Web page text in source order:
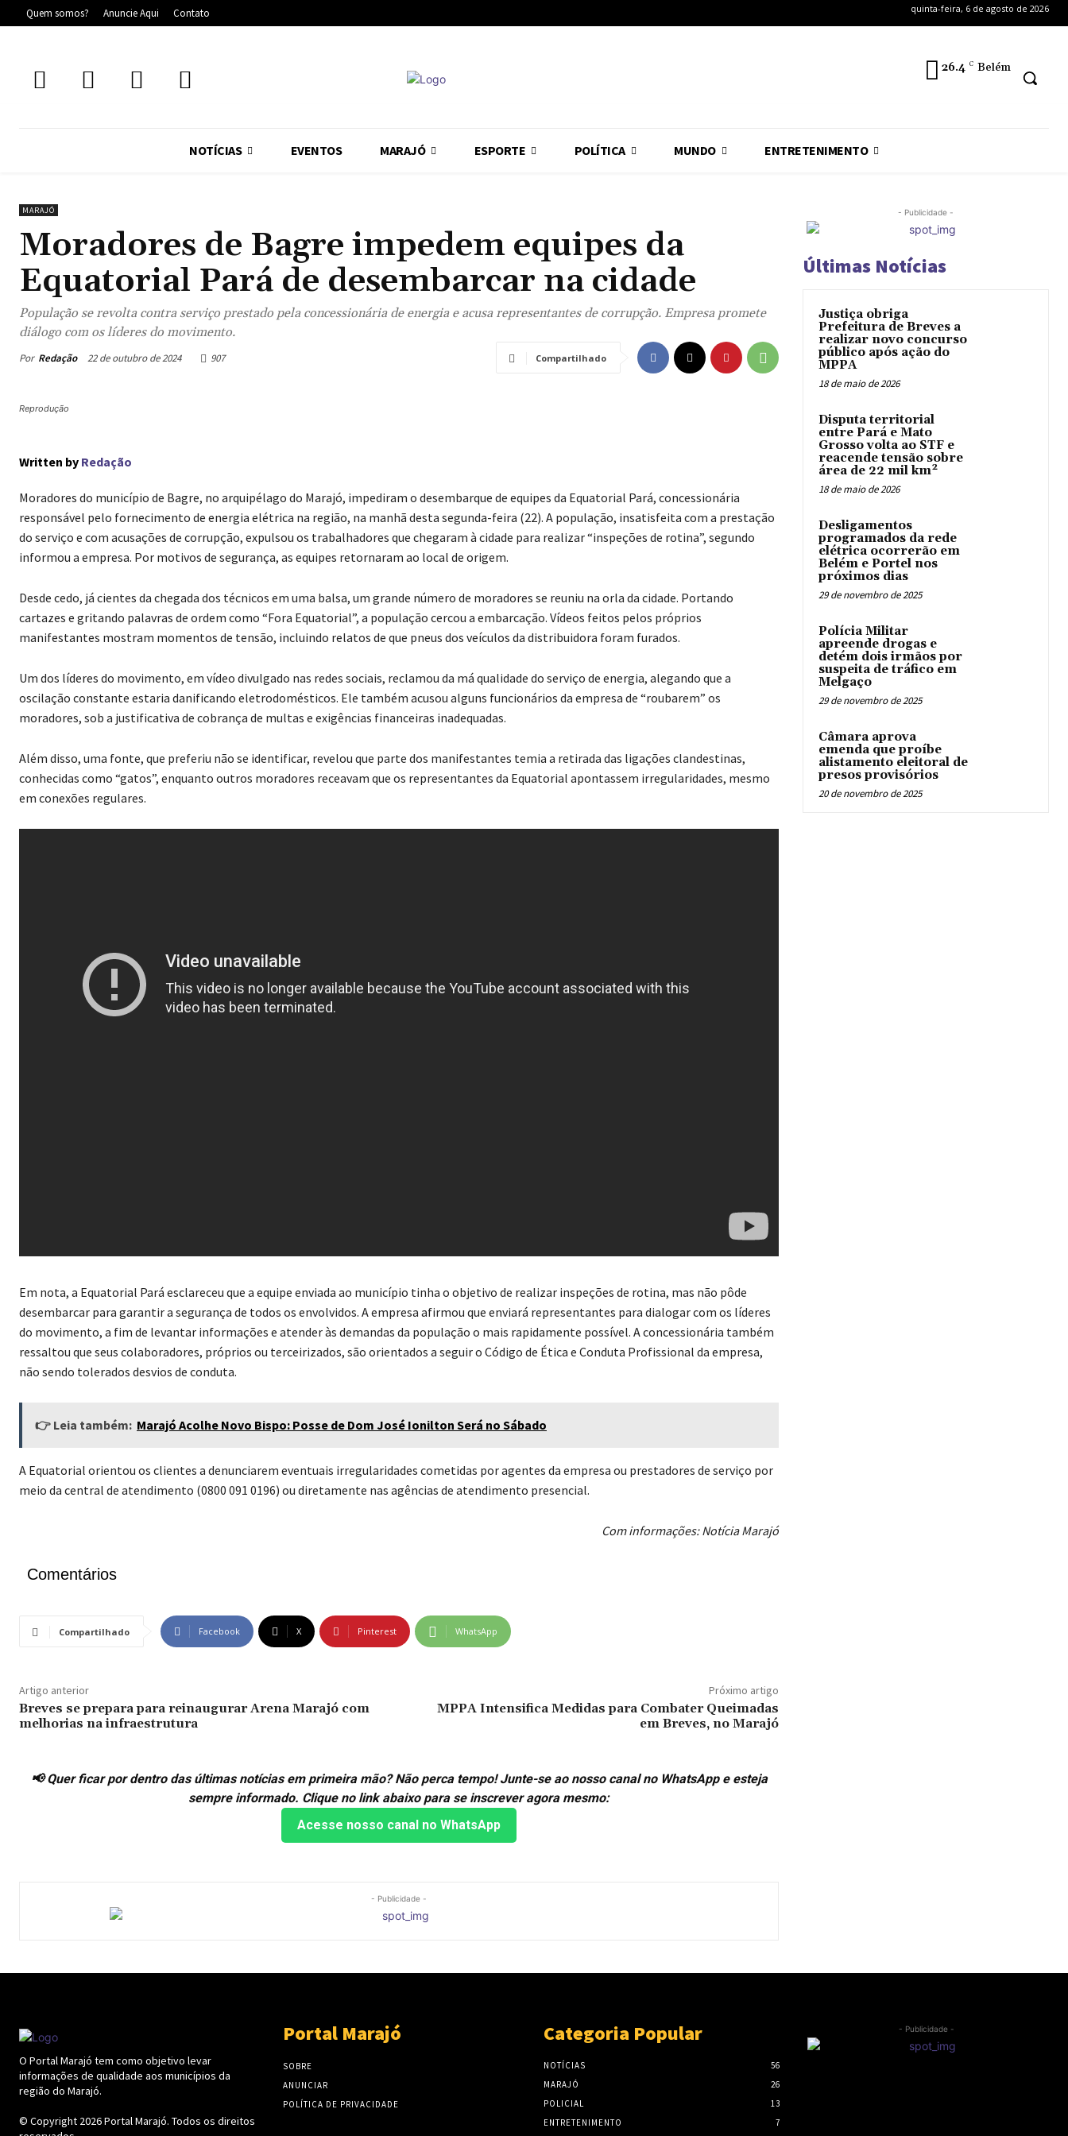
Quem somos? Anuncie Aqui Contato quinta-feira, 6 de agosto de 2026
26.4 C Belém
NOTÍCIAS EVENTOS MARAJÓ ESPORTE POLÍTICA MUNDO ENTRETENIMENTO
MARAJÓ
Moradores de Bagre impedem equipes da
Equatorial Pará de desembarcar na cidade
População se revolta contra serviço prestado pela concessionária de energia e acusa representantes de corrupção. Empresa promete
diálogo com os líderes do movimento.
Por Redação 22 de outubro de 2024 907 Compartilhado
Reprodução
Written by Redação
Moradores do município de Bagre, no arquipélago do Marajó, impediram o desembarque de equipes da Equatorial Pará, concessionária
responsável pelo fornecimento de energia elétrica na região, na manhã desta segunda-feira (22). A população, insatisfeita com a prestação
do serviço e com acusações de corrupção, expulsou os trabalhadores que chegaram à cidade para realizar “inspeções de rotina”, segundo
informou a empresa. Por motivos de segurança, as equipes retornaram ao local de origem.
Desde cedo, já cientes da chegada dos técnicos em uma balsa, um grande número de moradores se reuniu na orla da cidade. Portando
cartazes e gritando palavras de ordem como “Fora Equatorial”, a população cercou a embarcação. Vídeos feitos pelos próprios
manifestantes mostram momentos de tensão, incluindo relatos de que pneus dos veículos da distribuidora foram furados.
Um dos líderes do movimento, em vídeo divulgado nas redes sociais, reclamou da má qualidade do serviço de energia, alegando que a
oscilação constante estaria danificando eletrodomésticos. Ele também acusou alguns funcionários da empresa de “roubarem” os
moradores, sob a justificativa de cobrança de multas e exigências financeiras inadequadas.
Além disso, uma fonte, que preferiu não se identificar, revelou que parte dos manifestantes temia a retirada das ligações clandestinas,
conhecidas como “gatos”, enquanto outros moradores receavam que os representantes da Equatorial apontassem irregularidades, mesmo
em conexões regulares.
Em nota, a Equatorial Pará esclareceu que a equipe enviada ao município tinha o objetivo de realizar inspeções de rotina, mas não pôde
desembarcar para garantir a segurança de todos os envolvidos. A empresa afirmou que enviará representantes para dialogar com os líderes
do movimento, a fim de levantar informações e atender às demandas da população o mais rapidamente possível. A concessionária também
ressaltou que seus colaboradores, próprios ou terceirizados, são orientados a seguir o Código de Ética e Conduta Profissional da empresa,
não sendo tolerados desvios de conduta.
👉 Leia também: Marajó Acolhe Novo Bispo: Posse de Dom José Ionilton Será no Sábado
A Equatorial orientou os clientes a denunciarem eventuais irregularidades cometidas por agentes da empresa ou prestadores de serviço por
meio da central de atendimento (0800 091 0196) ou diretamente nas agências de atendimento presencial.
Com informações: Notícia Marajó
Comentários
Compartilhado Facebook X Pinterest WhatsApp
Artigo anterior
Breves se prepara para reinaugurar Arena Marajó com
melhorias na infraestrutura
Próximo artigo
MPPA Intensifica Medidas para Combater Queimadas
em Breves, no Marajó
📢 Quer ficar por dentro das últimas notícias em primeira mão? Não perca tempo! Junte-se ao nosso canal no WhatsApp e esteja
sempre informado. Clique no link abaixo para se inscrever agora mesmo:
Acesse nosso canal no WhatsApp
- Publicidade -
- Publicidade -
Últimas Notícias
Justiça obriga
Prefeitura de Breves a
realizar novo concurso
público após ação do
MPPA
18 de maio de 2026
Disputa territorial
entre Pará e Mato
Grosso volta ao STF e
reacende tensão sobre
área de 22 mil km²
18 de maio de 2026
Desligamentos
programados da rede
elétrica ocorrerão em
Belém e Portel nos
próximos dias
29 de novembro de 2025
Polícia Militar
apreende drogas e
detém dois irmãos por
suspeita de tráfico em
Melgaço
29 de novembro de 2025
Câmara aprova
emenda que proíbe
alistamento eleitoral de
presos provisórios
20 de novembro de 2025
O Portal Marajó tem como objetivo levar
informações de qualidade aos municípios da
região do Marajó.
© Copyright 2026Portal Marajó. Todos os direitos
Portal Marajó
SOBRE
ANUNCIAR
POLÍTICA DE PRIVACIDADE
Categoria Popular
NOTÍCIAS
56
MARAJÓ
26
POLICIAL
13
ENTRETENIMENTO
7
- Publicidade -